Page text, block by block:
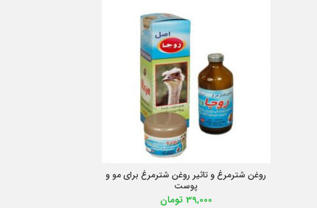
افزودن به سبد خرید
روغن شترمرغ و تاثیر روغن شترمرغ برای مو و
پوست
39,000 تومان